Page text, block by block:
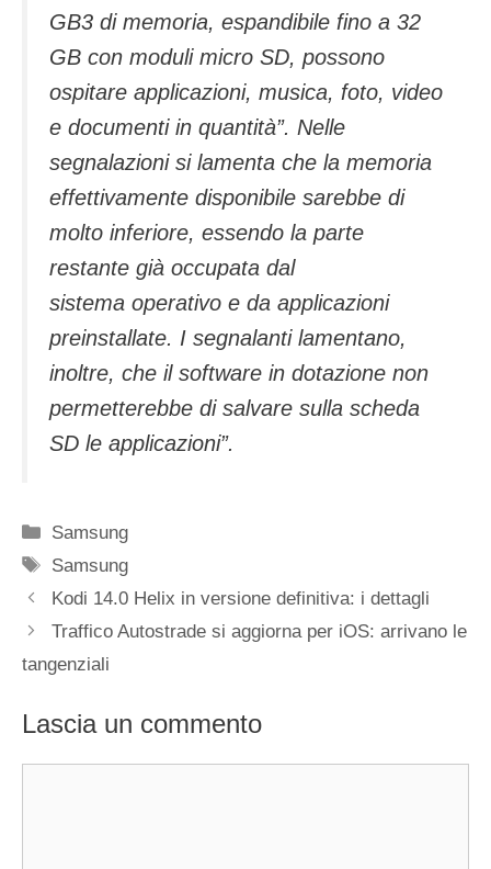
GB3 di memoria, espandibile fino a 32
GB con moduli micro SD, possono
ospitare applicazioni, musica, foto, video
e documenti in quantità”. Nelle
segnalazioni si lamenta che la memoria
effettivamente disponibile sarebbe di
molto inferiore, essendo la parte
restante già occupata dal
sistema operativo e da applicazioni
preinstallate. I segnalanti lamentano,
inoltre, che il software in dotazione non
permetterebbe di salvare sulla scheda
SD le applicazioni”.
Categorie
Samsung
Tag
Samsung
Kodi 14.0 Helix in versione definitiva: i dettagli
Traffico Autostrade si aggiorna per iOS: arrivano le
tangenziali
Lascia un commento